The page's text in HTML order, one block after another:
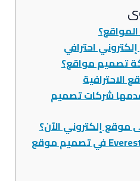
احترافي
تصميم مواقع؟
الاحترافية
شركات تصميم
موقع إلكتروني الآن؟
كيف تساعدك شركة Everest في تصميم موقع